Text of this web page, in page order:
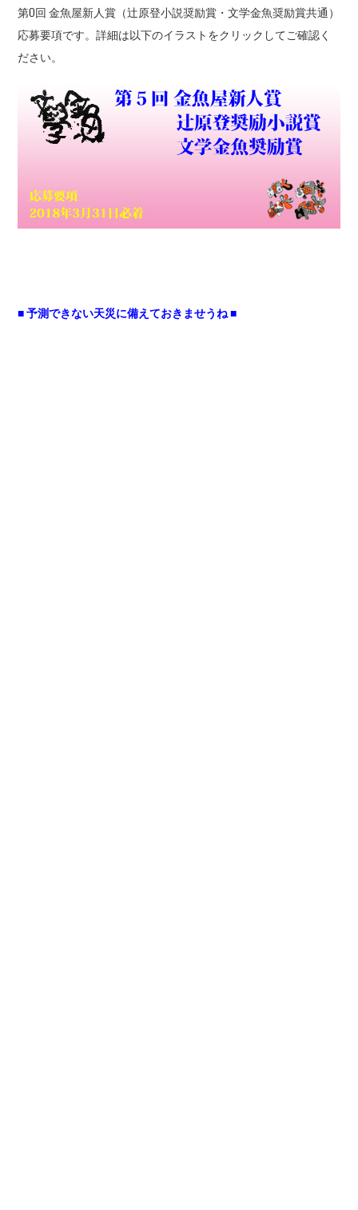
第0回 金魚屋新人賞（辻原登小説奨励賞・文学金魚奨励賞共通）
応募要項です。詳細は以下のイラストをクリックしてご確認く
ださい。
■ 予測できない天災に備えておきませうね ■